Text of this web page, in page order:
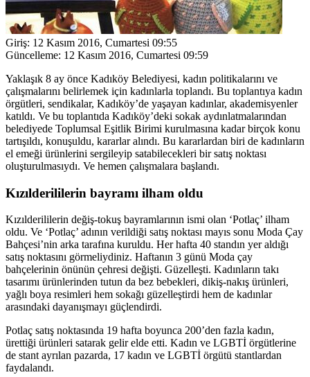
Giriş: 12 Kasım 2016, Cumartesi 09:55
Güncelleme: 12 Kasım 2016, Cumartesi 09:59
Yaklaşık 8 ay önce Kadıköy Belediyesi, kadın politikalarını ve
çalışmalarını belirlemek için kadınlarla toplandı. Bu toplantıya kadın
örgütleri, sendikalar, Kadıköy’de yaşayan kadınlar, akademisyenler
katıldı. Ve bu toplantıda Kadıköy’deki sokak aydınlatmalarından
belediyede Toplumsal Eşitlik Birimi kurulmasına kadar birçok konu
tartışıldı, konuşuldu, kararlar alındı. Bu kararlardan biri de kadınların
el emeği ürünlerini sergileyip satabilecekleri bir satış noktası
oluşturulmasıydı. Ve hemen çalışmalara başlandı.
Kızılderililerin bayramı ilham oldu
Kızılderililerin değiş-tokuş bayramlarının ismi olan ‘Potlaç’ ilham
oldu. Ve ‘Potlaç’ adının verildiği satış noktası mayıs sonu Moda Çay
Bahçesi’nin arka tarafına kuruldu. Her hafta 40 standın yer aldığı
satış noktasını görmeliydiniz. Haftanın 3 günü Moda çay
bahçelerinin önünün çehresi değişti. Güzelleşti. Kadınların takı
tasarımı ürünlerinden tutun da bez bebekleri, dikiş-nakış ürünleri,
yağlı boya resimleri hem sokağı güzelleştirdi hem de kadınlar
arasındaki dayanışmayı güçlendirdi.
Potlaç satış noktasında 19 hafta boyunca 200’den fazla kadın,
ürettiği ürünleri satarak gelir elde etti. Kadın ve LGBTİ örgütlerine
de stant ayrılan pazarda, 17 kadın ve LGBTİ örgütü stantlardan
faydalandı.